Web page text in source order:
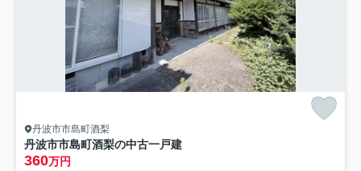
丹波市市島町酒梨
丹波市市島町酒梨の中古一戸建
360万円